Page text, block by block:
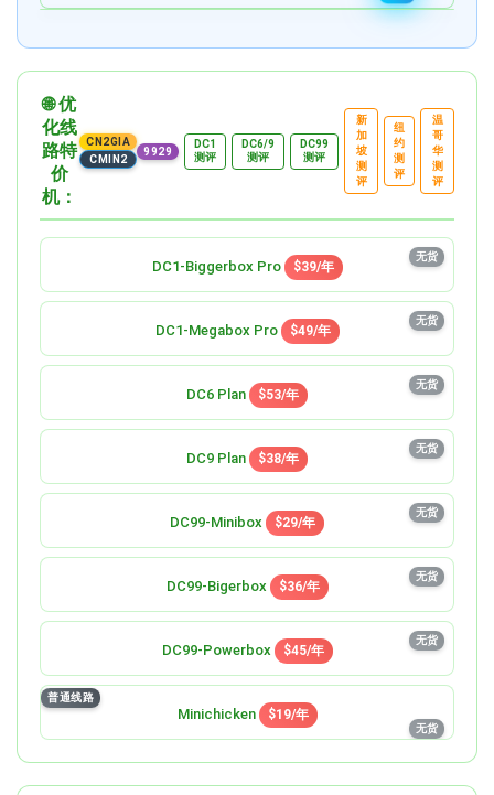
Special 1280G $1059.99/月 经典
Basic 80G $199/年
4C/4G/80G/3T 7机房切换
有货
5C/8G/160G/4T 7机房切换
Basic 320G $799/年
有货
Basic 480G $1,199/年
有货
🌐 优
化线
路特
价
机：
CN2GIA
CMIN2
9929
DC1
测评
DC6/9
测评
DC99
测评
新
加
坡
测
评
纽
约
测
评
温
哥
华
测
评
DC1-Biggerbox Pro $39/年
无货
DC1-Megabox Pro $49/年
无货
DC6 Plan $53/年
无货
DC9 Plan $38/年
无货
DC99-Minibox $29/年
无货
DC99-Bigerbox $36/年
无货
DC99-Powerbox $45/年
无货
Minichicken $19/年
无货
普通线路